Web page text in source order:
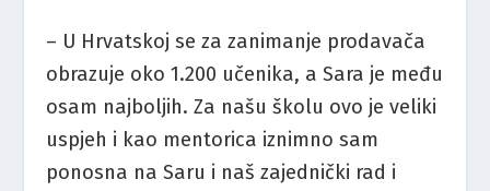
– U Hrvatskoj se za zanimanje prodavača
obrazuje oko 1.200 učenika, a Sara je među
osam najboljih. Za našu školu ovo je veliki
uspjeh i kao mentorica iznimno sam
ponosna na Saru i naš zajednički rad i